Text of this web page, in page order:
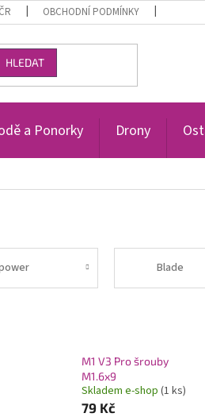
OBCHODNÍ PODMÍNKY
HLEDAT
a Ponorky Drony
Blade
M1 V3 Pro šrouby
M1.6x9
Skladem e-shop (1 ks)
79 Kč